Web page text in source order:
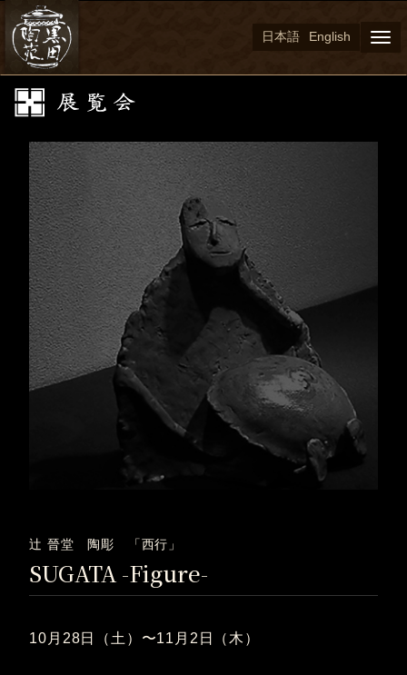
日本語 English
辻 晉堂 陶彫 「西行」
SUGATA -Figure-
10月28日（土）〜11月2日（木）